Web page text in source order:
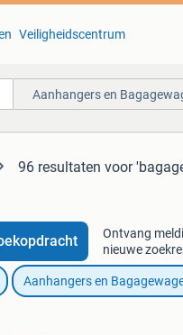
Veiligheidscentrum
Aanhangers en
96 resultaten voor
Ontvang
nieuwe
Aanhangers en